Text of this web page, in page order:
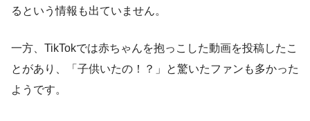
るという情報も出ていません。
一方、TikTokでは赤ちゃんを抱っこした動画を投稿したこ
とがあり、「子供いたの！？」と驚いたファンも多かった
ようです。